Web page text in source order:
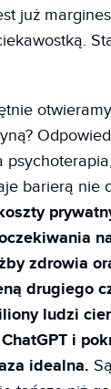
już
barierą nie
zdrowia
drugiego
ludzi
i
idealna.